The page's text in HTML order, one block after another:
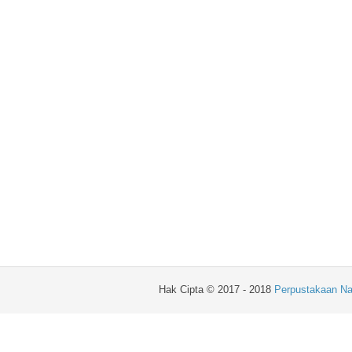
Hak Cipta © 2017 - 2018 Perpustakaan